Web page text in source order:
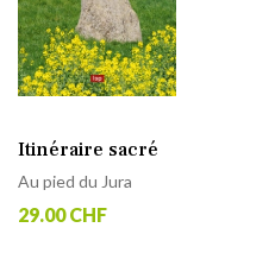
Itinéraire sacré
Au pied du Jura
29.00 CHF